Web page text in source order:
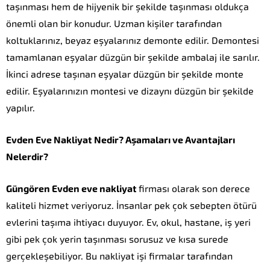
taşınması hem de hijyenik bir şekilde taşınması oldukça
önemli olan bir konudur. Uzman kişiler tarafından
koltuklarınız, beyaz eşyalarınız demonte edilir. Demontesi
tamamlanan eşyalar düzgün bir şekilde ambalaj ile sarılır.
İkinci adrese taşınan eşyalar düzgün bir şekilde monte
edilir. Eşyalarınızın montesi ve dizaynı düzgün bir şekilde
yapılır.
Evden Eve Nakliyat Nedir? Aşamaları ve Avantajları
Nelerdir?
Güngören Evden eve nakliyat firması olarak son derece
kaliteli hizmet veriyoruz. İnsanlar pek çok sebepten ötürü
evlerini taşıma ihtiyacı duyuyor. Ev, okul, hastane, iş yeri
gibi pek çok yerin taşınması sorusuz ve kısa surede
gerçekleşebiliyor. Bu nakliyat işi firmalar tarafından